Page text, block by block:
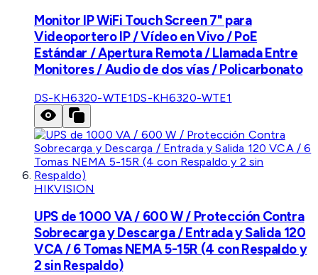
Monitor IP WiFi Touch Screen 7" para
Videoportero IP / Vídeo en Vivo / PoE
Estándar / Apertura Remota / Llamada Entre
Monitores / Audio de dos vías / Policarbonato
DS-KH6320-WTE1DS-KH6320-WTE1
HIKVISION
UPS de 1000 VA / 600 W / Protección Contra
Sobrecarga y Descarga / Entrada y Salida 120
VCA / 6 Tomas NEMA 5-15R (4 con Respaldo y
2 sin Respaldo)